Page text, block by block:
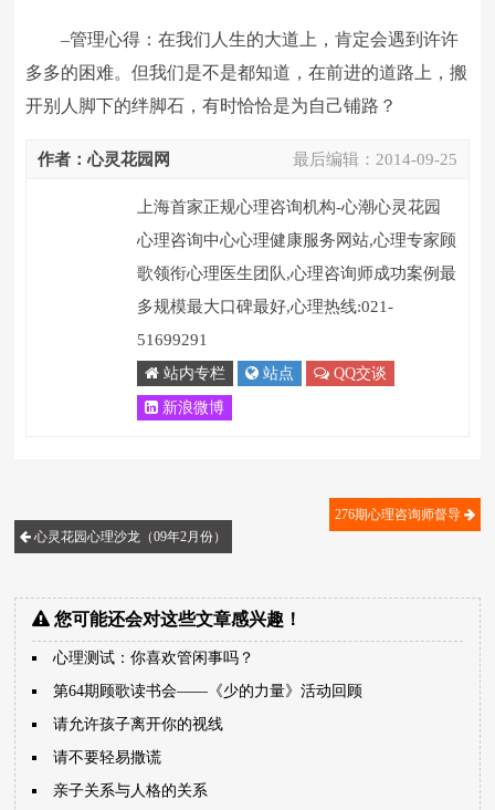
–管理心得：在我们人生的大道上，肯定会遇到许许
多多的困难。但我们是不是都知道，在前进的道路上，搬
开别人脚下的绊脚石，有时恰恰是为自己铺路？
最后编辑： 2014-09-25
作者：心灵花园网
上海首家正规心理咨询机构-心潮心灵花园
心理咨询中心心理健康服务网站,心理专家顾
歌领衔心理医生团队,心理咨询师成功案例最
多规模最大口碑最好,心理热线:021-
51699291
站内专栏 站点 QQ交谈
新浪微博
心灵花园心理沙龙（09年2月份）
276期心理咨询师督导
您可能还会对这些文章感兴趣！
心理测试：你喜欢管闲事吗？
第64期顾歌读书会――《少的力量》活动回顾
请允许孩子离开你的视线
请不要轻易撒谎
亲子关系与人格的关系